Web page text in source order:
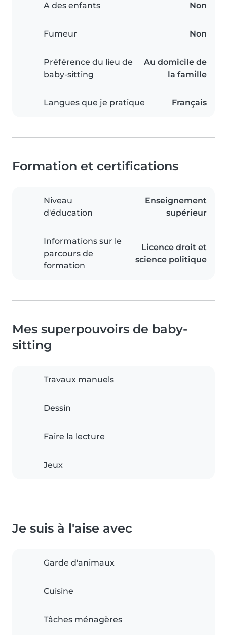
A des enfants Non
Fumeur Non
Préférence du lieu de
baby-sitting
Au domicile de
la famille
Langues que je pratique Français
Formation et certifications
Niveau
d'éducation
Enseignement
supérieur
Informations sur le
parcours de
formation
Licence droit et
science politique
Mes superpouvoirs de baby-
sitting
Travaux manuels
Dessin
Faire la lecture
Jeux
Je suis à l'aise avec
Garde d'animaux
Cuisine
Tâches ménagères